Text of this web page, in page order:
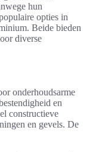
hun
opties in
Beide bieden
diverse
onderhoudsarme
en
constructieve
en gevels. De